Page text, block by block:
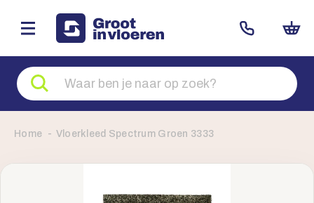
Zoeken
naar
producten
Home Vloerkleed Spectrum Groen 3333